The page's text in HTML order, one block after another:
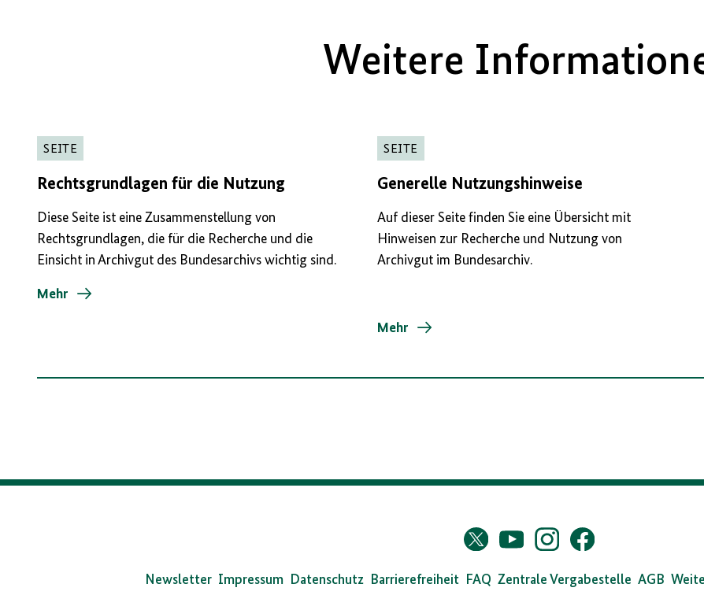
Weitere
SEITE
Rechtsgrundlagen für die Nutzung
Diese Seite ist eine Zusammenstellung von
Rechtsgrundlagen, die für die Recherche und die
Einsicht in Archivgut des Bundesarchivs wichtig sind.
Mehr
SEITE
Generelle Nutzungshinweise
Auf dieser Seite finden Sie eine Übersicht mit
Hinweisen zur Recherche und Nutzung von
Archivgut im Bundesarchiv.
Mehr
Bundearchiv
Twitter
X
YouTubeInstagramFacebook
Newsletter Impressum Datenschutz Barrierefreiheit FAQ Zentrale Vergabestelle AGB